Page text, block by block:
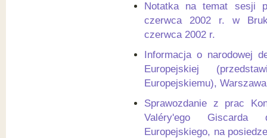
Notatka na temat sesji
czerwca 2002 r. w
czerwca 2002 r.
Informacja o narodowej
Europejskiej
Europejskiemu),
Sprawozdanie z prac
Valéry'ego Giscarda
Europejskiego, na